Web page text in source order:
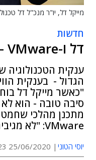
מייקל דל, יו"ר מנכ"ל דל
חדשות
דל ו-VMware – הסוף?
ענקית
הגדול - בענקית
"כאשר מייקל דל
סיבה טובה - הוא
מתכנן מהלכי
VMware: "לא מגיבים לספקולציות"
יוסי הטוני 25/06/2020 09:23